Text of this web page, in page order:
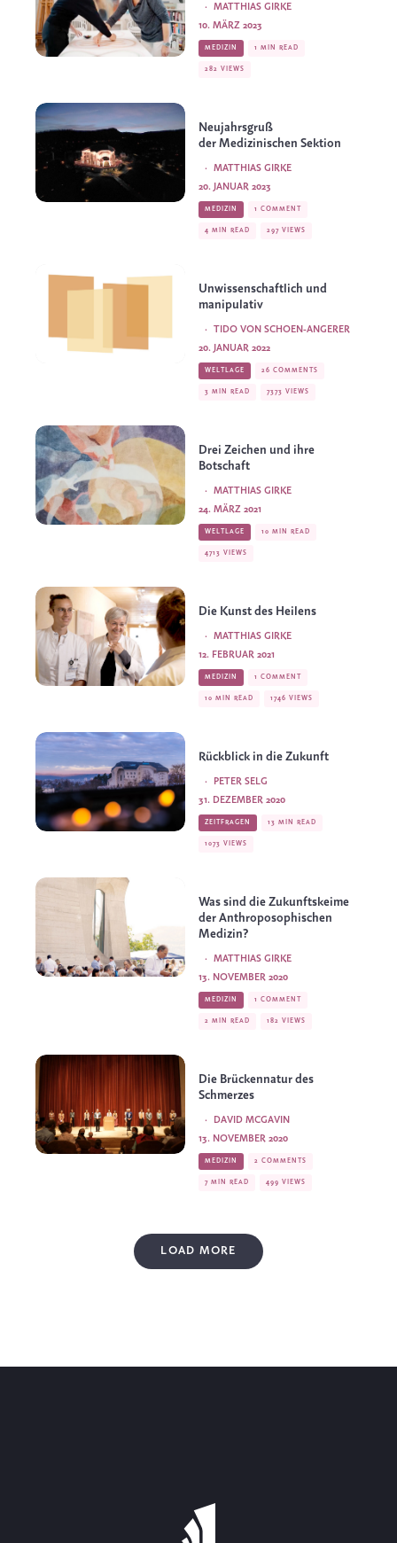
MATTHIAS GIRKE
·
10. MÄRZ 2023
MEDIZIN 1 MIN READ
282 VIEWS
Neujahrsgruß
der Medizinischen Sektion
MATTHIAS GIRKE
·
20. JANUAR 2023
MEDIZIN 1 COMMENT
4 MIN READ 297 VIEWS
Unwissenschaftlich und
manipulativ
TIDO VON SCHOEN-ANGERER
·
20. JANUAR 2022
WELTLAGE 26 COMMENTS
3 MIN READ 7373 VIEWS
Drei Zeichen und ihre
Botschaft
MATTHIAS GIRKE
·
24. MÄRZ 2021
WELTLAGE 10 MIN READ
4713 VIEWS
Die Kunst des Heilens
MATTHIAS GIRKE
·
12. FEBRUAR 2021
MEDIZIN 1 COMMENT
10 MIN READ 1746 VIEWS
Rückblick in die Zukunft
PETER SELG
·
31. DEZEMBER 2020
ZEITFRAGEN 13 MIN READ
1073 VIEWS
Was sind die Zukunftskeime
der Anthroposophischen
Medizin?
MATTHIAS GIRKE
·
13. NOVEMBER 2020
MEDIZIN 1 COMMENT
2 MIN READ 182 VIEWS
Die Brückennatur des
Schmerzes
DAVID MCGAVIN
·
13. NOVEMBER 2020
MEDIZIN 2 COMMENTS
7 MIN READ 499 VIEWS
LOAD MORE